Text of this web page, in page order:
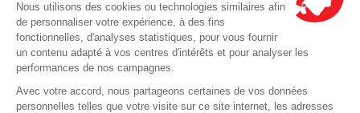
Nous utilisons des cookies ou technologies similaires afin
de personnaliser votre expérience, à des fins
fonctionnelles, d'analyses statistiques, pour vous fournir
un contenu adapté à vos centres d'intérêts et pour analyser les
performances de nos campagnes.
Avec votre accord, nous partageons certaines de vos données
personnelles telles que votre visite sur ce site internet, les adresses